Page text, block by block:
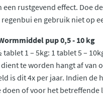
rustgevend effect. Doe
en gebruik niet op
pup 0,5 - 10 kg
1 – 5kg: 1 tablet 5 –
te worden hangt af van
is dit 4x per jaar. Indien de
of voor het betreffende